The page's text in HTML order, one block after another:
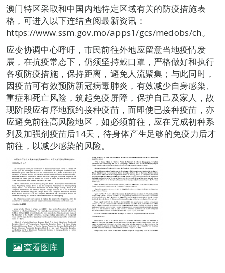
澳门特区采取和中国内地特定区域有关的防疫措施表
格，可进入以下连结查阅最新资讯：
https://www.ssm.gov.mo/apps1/gcs/medobs/ch。
应变协调中心呼吁，市民前往外地应留意当地疫情发
展，在抗疫常态下，仍须坚持戴口罩，严格做好和执行
各项防疫措施，保持距离，避免人流聚集；与此同时，
因疫苗可有效预防新冠病毒肺炎，有效减少自身感染、
重症和死亡风险，筑起免疫屏障，保护自己及家人，故
现阶段应有序地预约接种疫苗，而即使已接种疫苗，亦
应避免前往高风险地区，如必须前往，应在完成初种系
列及加强剂疫苗后14天，待身体产生足够的免疫力后才
前往，以减少感染的风险。
查看图库